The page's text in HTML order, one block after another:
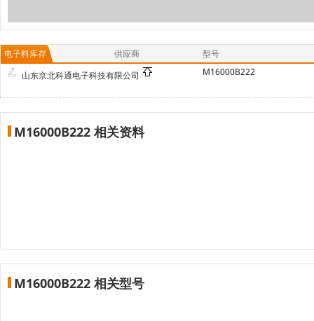
电子料库存 供应商
型号
山东京北科通电子科技有限公司
M16000B222
M16000B222 相关资料
M16000B222 相关型号